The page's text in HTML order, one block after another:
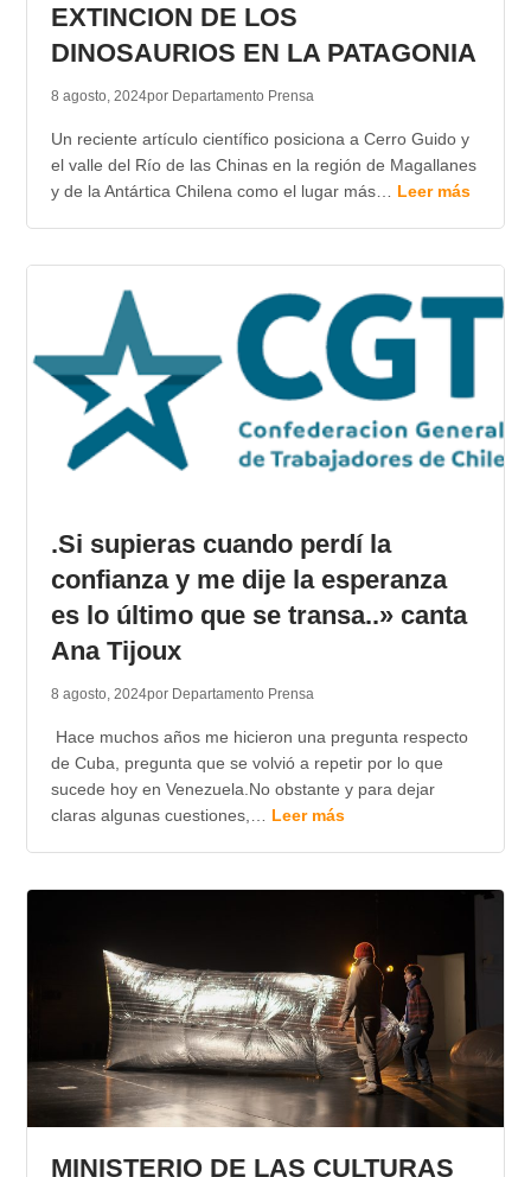
EXTINCION DE LOS
DINOSAURIOS EN LA PATAGONIA
8 agosto, 2024por Departamento Prensa
Un reciente artículo científico posiciona a Cerro Guido y
el valle del Río de las Chinas en la región de Magallanes
y de la Antártica Chilena como el lugar más… Leer más
.Si supieras cuando perdí la
confianza y me dije la esperanza
es lo último que se transa..» canta
Ana Tijoux
8 agosto, 2024por Departamento Prensa
Hace muchos años me hicieron una pregunta respecto
de Cuba, pregunta que se volvió a repetir por lo que
sucede hoy en Venezuela.No obstante y para dejar
claras algunas cuestiones,… Leer más
MINISTERIO DE LAS CULTURAS